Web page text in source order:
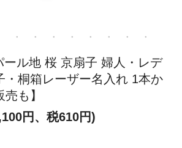
ール地 桜 京扇子 婦人・レデ
・桐箱レーザー名入れ 1本か
も】
円、税610円)